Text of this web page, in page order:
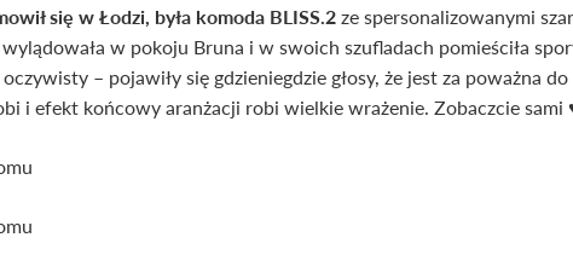
się w Łodzi, była komoda BLISS.2 ze spersonalizowanymi
w pokoju Bruna i w swoich szufladach pomieściła
– pojawiły się gdzieniegdzie głosy, że jest za poważna
i efekt końcowy aranżacji robi wielkie wrażenie. Zobaczcie sami